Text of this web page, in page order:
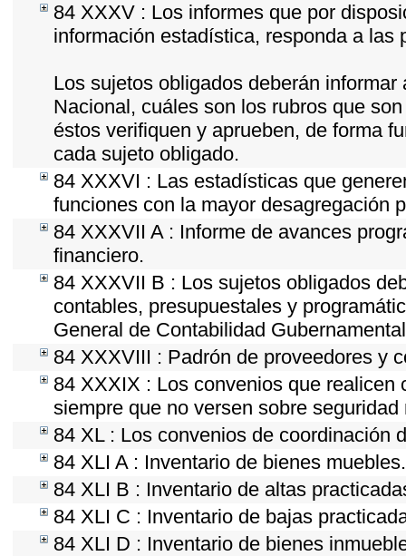
84 XXXV : Los informes que por
información estadística, responda a
Los sujetos obligados deberán
Nacional, cuáles son los rubros que
éstos verifiquen y aprueben, de forma
cada sujeto obligado.
84 XXXVI : Las estadísticas que
funciones con la mayor desagregación
84 XXXVII A : Informe de avances
financiero.
84 XXXVII B : Los sujetos obligados
contables, presupuestales y
General de Contabilidad
84 XXXVIII : Padrón de proveedores y
84 XXXIX : Los convenios que
siempre que no versen sobre
84 XL : Los convenios de coordinación
84 XLI A : Inventario de bienes muebles.
84 XLI B : Inventario de altas
84 XLI C : Inventario de bajas
84 XLI D : Inventario de bienes